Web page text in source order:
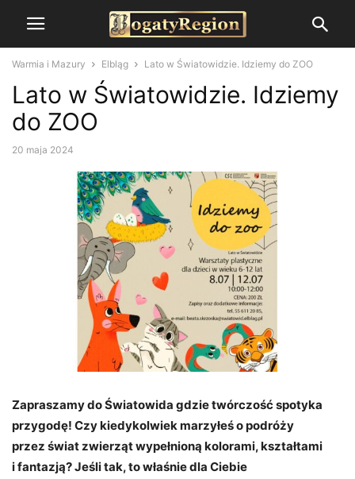
Warmia i Mazury Elbląg Lato w Światowidzie. Idziemy do ZOO
Lato w Światowidzie. Idziemy
do ZOO
20 maja 2024
Zapraszamy do Światowida gdzie twórczość spotyka
przygodę! Czy kiedykolwiek marzyłeś o podróży
przez świat zwierząt wypełnioną kolorami, kształtami
i fantazją? Jeśli tak, to właśnie dla Ciebie